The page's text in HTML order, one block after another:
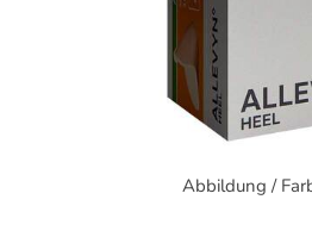
Abbildung /